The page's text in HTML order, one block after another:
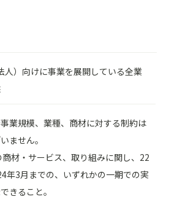
人）向けに事業を展開している全業
事業規模、業種、商材に対する制約は
ません。
商材・サービス、取り組みに関し、22
年3月までの、いずれかの一期での実
きること。